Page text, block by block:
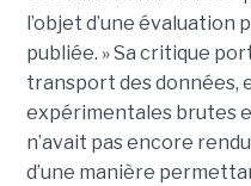
l’objet d’une
publiée. »Sa critique
transport des données,
expérimentales brutes
n’avait pas encore
d’une manière